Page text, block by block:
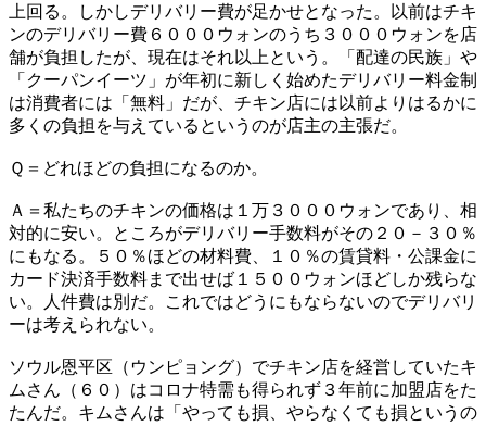
上回る。しかしデリバリー費が足かせとなった。以前はチキ
ンのデリバリー費６０００ウォンのうち３０００ウォンを店
舗が負担したが、現在はそれ以上という。「配達の民族」や
「クーパンイーツ」が年初に新しく始めたデリバリー料金制
は消費者には「無料」だが、チキン店には以前よりはるかに
多くの負担を与えているというのが店主の主張だ。
Ｑ＝どれほどの負担になるのか。
Ａ＝私たちのチキンの価格は１万３０００ウォンであり、相
対的に安い。ところがデリバリー手数料がその２０－３０％
にもなる。５０％ほどの材料費、１０％の賃貸料・公課金に
カード決済手数料まで出せば１５００ウォンほどしか残らな
い。人件費は別だ。これではどうにもならないのでデリバリ
ーは考えられない。
ソウル恩平区（ウンピョング）でチキン店を経営していたキ
ムさん（６０）はコロナ特需も得られず３年前に加盟店をた
たんだ。キムさんは「やっても損、やらなくても損というの